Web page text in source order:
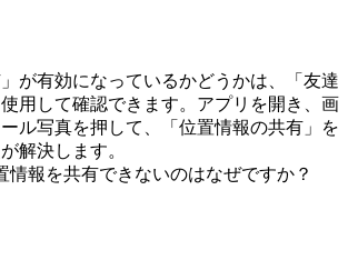
」が有効になっているかどうかは、「友達
用して確認できます。アプリを開き、画
ル写真を押して、「位置情報の共有」を
解決します。
情報を共有できないのはなぜですか？